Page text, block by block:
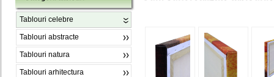
Tablouri celebre
Tablouri abstracte
Tablouri natura
Tablouri arhitectura